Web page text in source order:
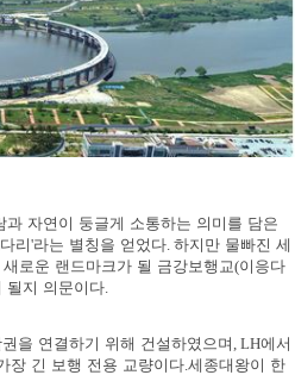
과 자연이 둥글게 소통하는 의미를 담은
다리'라는 별칭을 얻었다. 하지만 물빠진 세
로운 랜드마크가 될 금강보행교(이응다
될지 의문이다.
을 연결하기 위해 건설하였으며 , LH에서
장 긴 보행 전용 교량이다 세종대왕이 한